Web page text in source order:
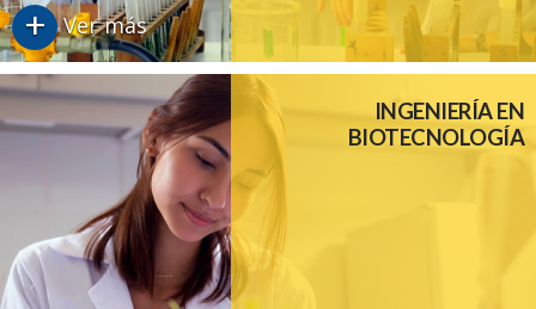
+ Ver más
INGENIERÍA EN
BIOTECNOLOGÍA